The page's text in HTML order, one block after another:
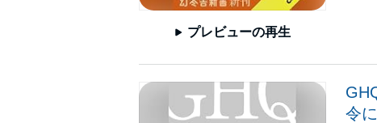
プレビューの再生
令